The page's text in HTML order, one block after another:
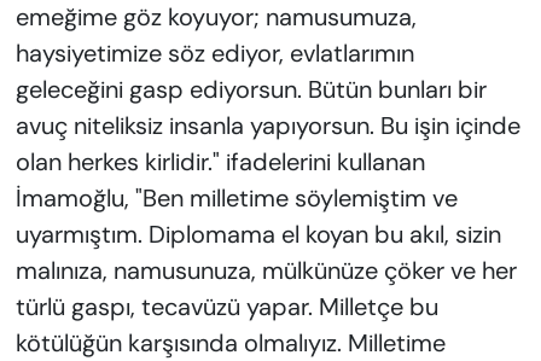
emeğime göz koyuyor; namusumuza,
haysiyetimize söz ediyor, evlatlarımın
geleceğini gasp ediyorsun. Bütün bunları bir
avuç niteliksiz insanla yapıyorsun. Bu işin içinde
olan herkes kirlidir." ifadelerini kullanan
İmamoğlu, "Ben milletime söylemiştim ve
uyarmıştım. Diplomama el koyan bu akıl, sizin
malınıza, namusunuza, mülkünüze çöker ve her
türlü gaspı, tecavüzü yapar. Milletçe bu
kötülüğün karşısında olmalıyız. Milletime